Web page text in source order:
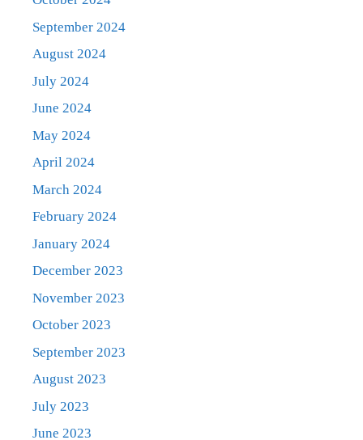
September 2024
August 2024
July 2024
June 2024
May 2024
April 2024
March 2024
February 2024
January 2024
December 2023
November 2023
October 2023
September 2023
August 2023
July 2023
June 2023